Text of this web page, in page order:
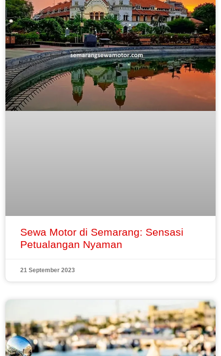
Sewa Motor di Semarang: Sensasi
Petualangan Nyaman
21 September 2023